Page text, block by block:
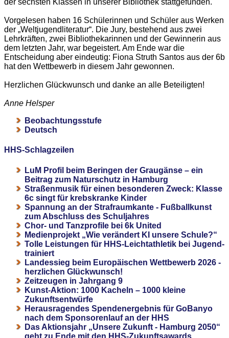
der sechsten Klassen in unserer Bibliothek stattgefunden.
Vorgelesen haben 16 Schülerinnen und Schüler aus Werken
der „Weltjugendliteratur“. Die Jury, bestehend aus zwei
Lehrkräften, zwei Bibliothekarinnen und der Gewinnerin aus
dem letzten Jahr, war begeistert. Am Ende war die
Entscheidung aber eindeutig: Fiona Struth Santos aus der 6b
hat den Wettbewerb in diesem Jahr gewonnen.
Herzlichen Glückwunsch und danke an alle Beteiligten!
Anne Helsper
Beobachtungsstufe
Deutsch
HHS-Schlagzeilen
LuM Profil beim Beringen der Graugänse – ein
Beitrag zum Naturschutz in Hamburg
Straßenmusik für einen besonderen Zweck: Klasse
6c singt für krebskranke Kinder
Spannung an der Strafraumkante - Fußballkunst
zum Abschluss des Schuljahres
Chor- und Tanzprofile bei 6k United
Medienprojekt „Wie verändert KI unsere Schule?“
Tolle Leistungen für HHS-Leichtathletik bei Jugend-
trainiert
Landessieg beim Europäischen Wettbewerb 2026 -
herzlichen Glückwunsch!
Zeitzeugen in Jahrgang 9
Kunst-Aktion: 1000 Kacheln – 1000 kleine
Zukunftsentwürfe
Herausragendes Spendenergebnis für GoBanyo
nach dem Sponsorenlauf an der HHS
Das Aktionsjahr „Unsere Zukunft - Hamburg 2050“
geht zu Ende mit den HHS-Zukunftsawards